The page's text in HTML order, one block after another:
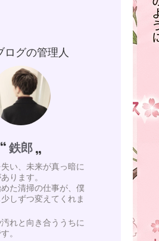
ログの管理人
鉄郎
い、未来が真っ暗に
ります。
た清掃の仕事が、僕
しずつ変えてくれま
れと向き合ううちに
。